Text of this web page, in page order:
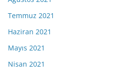
Temmuz 2021
Haziran 2021
Mayıs 2021
Nisan 2021